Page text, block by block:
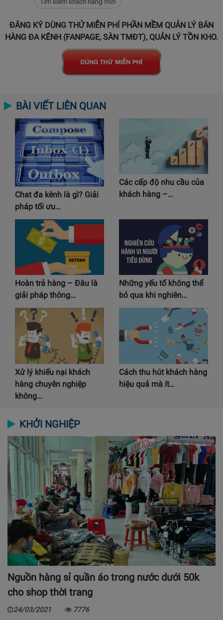
ĐĂNG KÝ DÙNG THỬ MIỄN PHÍ PHẦN MỀM QUẢN LÝ BÁN
HÀNG ĐA KÊNH (FANPAGE, SÀN TMĐT), QUẢN LÝ TỒN KHO.
BÀI VIẾT LIÊN QUAN
Chat đa kênh là gì? Giải
pháp tối ưu…
Các cấp độ nhu cầu của
khách hàng –…
Hoàn trả hàng – Đâu là
giải pháp thông…
Những yếu tố không thể
bỏ qua khi nghiên…
Xử lý khiếu nại khách
hàng chuyên nghiệp
không…
Cách thu hút khách hàng
hiệu quả mà ít…
KHỞI NGHIỆP
Nguồn hàng sỉ quần áo trong nước dưới 50k
cho shop thời trang
24/03/2021 7776